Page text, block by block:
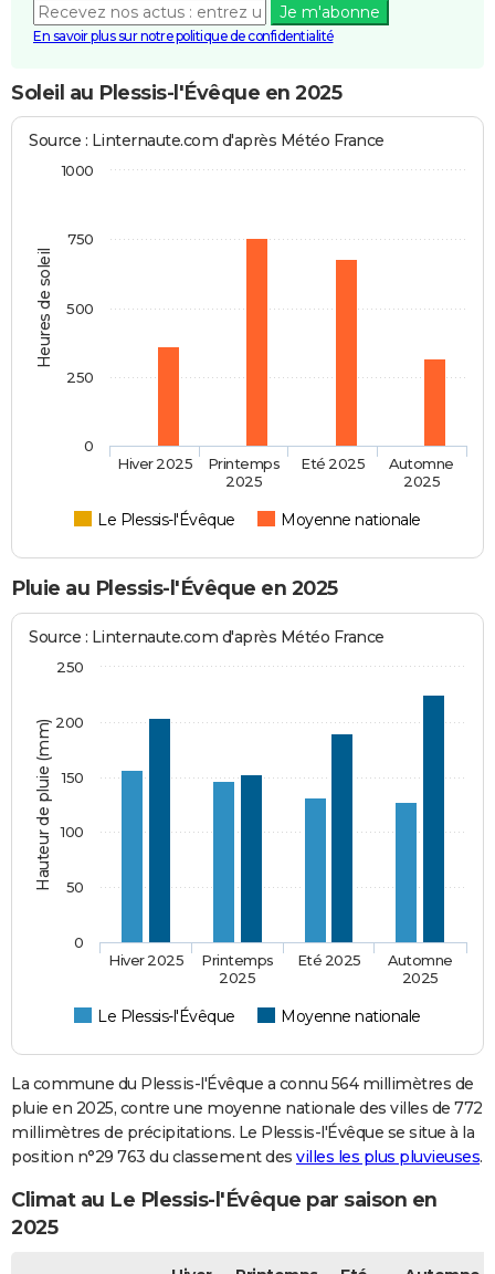
Je m'abonne
En savoir plus sur notre politique de confidentialité
Soleil au Plessis-l'Évêque en 2025
Heures de soleil
Source : Linternaute.com d'après Météo France
Le Plessis-l'Évêque Moyenne nationale
Hiver 2025
Printemps
2025
Eté 2025
Automne
2025
0
250
500
750
1000
Pluie au Plessis-l'Évêque en 2025
Hauteur de pluie (mm)
Source : Linternaute.com d'après Météo France
Le Plessis-l'Évêque Moyenne nationale
Hiver 2025
Printemps
2025
Eté 2025
Automne
2025
0
50
100
150
200
250
La commune du Plessis-l'Évêque a connu 564 millimètres de
pluie en 2025, contre une moyenne nationale des villes de 772
millimètres de précipitations. Le Plessis-l'Évêque se situe à la
position n°29 763 du classement des villes les plus pluvieuses.
Climat au Le Plessis-l'Évêque par saison en
2025